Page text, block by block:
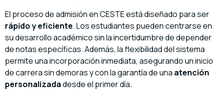
El proceso de admisión en CESTE está diseñado para ser
rápido y eficiente. Los estudiantes pueden centrarse en
su desarrollo académico sin la incertidumbre de depender
de notas específicas. Además, la flexibilidad del sistema
permite una incorporación inmediata, asegurando un inicio
de carrera sin demoras y con la garantía de una atención
personalizadadesde el primer día.